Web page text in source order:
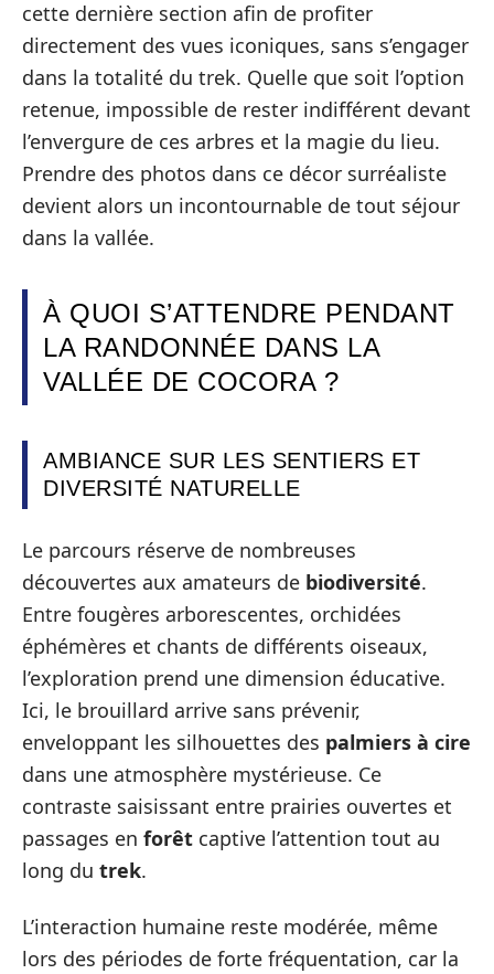
cette dernière section afin de profiter
directement des vues iconiques, sans s’engager
dans la totalité du trek. Quelle que soit l’option
retenue, impossible de rester indifférent devant
l’envergure de ces arbres et la magie du lieu.
Prendre des photos dans ce décor surréaliste
devient alors un incontournable de tout séjour
dans la vallée.
À QUOI S’ATTENDRE PENDANT
LA RANDONNÉE DANS LA
VALLÉE DE COCORA ?
AMBIANCE SUR LES SENTIERS ET
DIVERSITÉ NATURELLE
Le parcours réserve de nombreuses
découvertes aux amateurs de biodiversité.
Entre fougères arborescentes, orchidées
éphémères et chants de différents oiseaux,
l’exploration prend une dimension éducative.
Ici, le brouillard arrive sans prévenir,
enveloppant les silhouettes des palmiers à cire
dans une atmosphère mystérieuse. Ce
contraste saisissant entre prairies ouvertes et
passages en forêt captive l’attention tout au
long du trek.
L’interaction humaine reste modérée, même
lors des périodes de forte fréquentation, car la